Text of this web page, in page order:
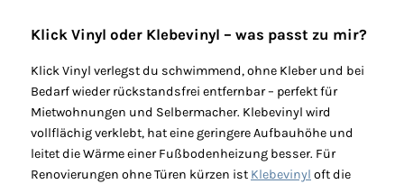
Klick Vinyl oder Klebevinyl – was passt zu mir?
Klick Vinyl verlegst du schwimmend, ohne Kleber und bei
Bedarf wieder rückstandsfrei entfernbar – perfekt für
Mietwohnungen und Selbermacher. Klebevinyl wird
vollflächig verklebt, hat eine geringere Aufbauhöhe und
leitet die Wärme einer Fußbodenheizung besser. Für
Renovierungen ohne Türen kürzen ist Klebevinyl oft die